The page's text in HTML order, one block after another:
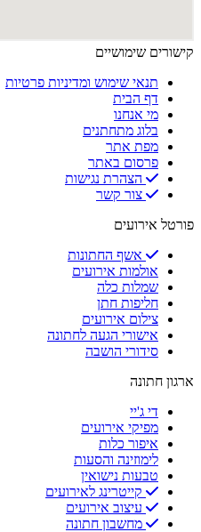
קישורים שימושיים
תנאי שימוש ומדיניות פרטיות
דף הבית
מי אנחנו
בלוג מתחתנים
מפת אתר
פרסום באתר
הצהרת נגישות
צור קשר
פורטל אירועים
אשף החתונות
אולמות אירועים
שמלות כלה
חליפות חתן
צילום אירועים
אישורי הגעה לחתונה
סידורי הושבה
ארגון חתונה
די ג'יי
מפיקי אירועים
איפור כלות
לימוזינה והסעות
טבעות נישואין
קייטרינג לאירועים
עיצוב אירועים
מחשבון חתונה